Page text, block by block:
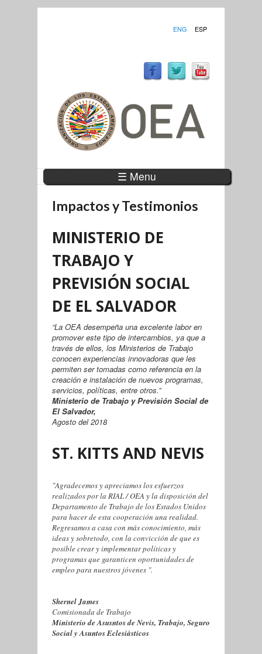
ENG ESP
☰ Menu
Impactos y Testimonios
MINISTERIO DE
TRABAJO Y
PREVISIÓN SOCIAL
DE EL SALVADOR
“La OEA desempeña una excelente labor en
promover este tipo de intercambios, ya que a
través de ellos, los Ministerios de Trabajo
conocen experiencias innovadoras que les
permiten ser tomadas como referencia en la
creación e instalación de nuevos programas,
servicios, políticas, entre otros.”
Ministerio de Trabajo y Previsión Social de
El Salvador,
Agosto del 2018
ST. KITTS AND NEVIS
"Agradecemos y apreciamos los esfuerzos
realizados por la RIAL / OEA y la disposición del
Departamento de Trabajo de los Estados Unidos
para hacer de esta cooperación una realidad.
Regresamos a casa con más conocimiento, más
ideas y sobretodo, con la convicción de que es
posible crear y implementar políticas y
programas que garanticen oportunidades de
empleo para nuestros jóvenes ".
Shernel James
Comisionada de Trabajo
Ministerio de Asusntos de Nevis, Trabajo, Seguro
Social y Asuntos Eclesiásticos